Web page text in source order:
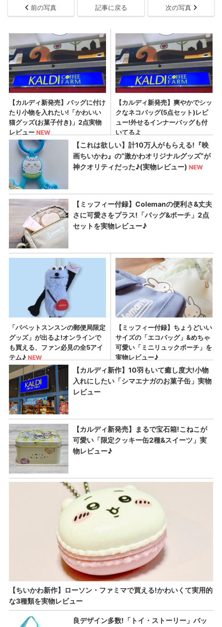
前の写真 記事に戻る 次の写真